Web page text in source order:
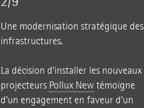
Une modernisation stratégique des
infrastructures.
La décision d’installer les nouveaux
projecteurs Pollux New témoigne
d’un engagement en faveur d’un